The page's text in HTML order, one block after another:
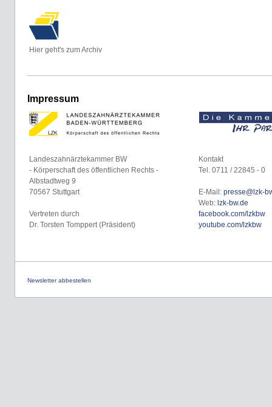
Hier geht's zum Archiv
Impressum
Landeszahnärztekammer BW
- Körperschaft des öffentlichen Rechts -
Albstadtweg 9
70567 Stuttgart
Vertreten durch
Dr. Torsten Tomppert (Präsident)
Kontakt
Tel. 0711 / 22845 - 0
E-Mail: presse@lzk-
Web: lzk-bw.de
facebook.com/lzkbw
youtube.com/lzkbw
Newsletter abbestellen